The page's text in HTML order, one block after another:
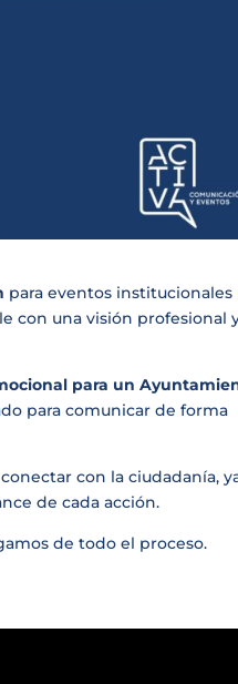
para eventos institucionales
con una visión profesional
para un
para comunicar de forma
con la ciudadanía,
de cada acción.
de todo el proceso.